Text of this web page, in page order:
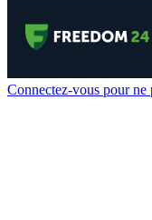
Connectez-vous pour ne